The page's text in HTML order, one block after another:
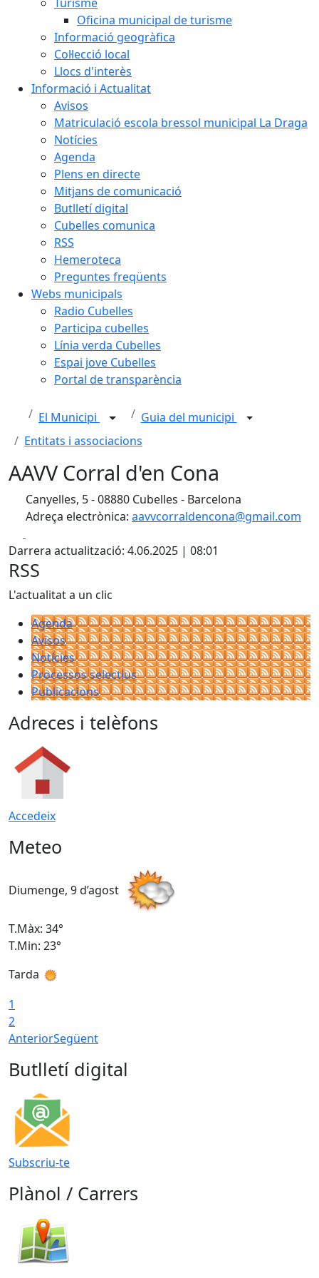
Oficina municipal de turisme
Informació geogràfica
Col·lecció local
Llocs d'interès
Informació i Actualitat
Avisos
Matriculació escola bressol municipal La Draga
Notícies
Agenda
Plens en directe
Mitjans de comunicació
Butlletí digital
Cubelles comunica
RSS
Hemeroteca
Preguntes freqüents
Webs municipals
Radio Cubelles
Participa cubelles
Línia verda Cubelles
Espai jove Cubelles
Portal de transparència
El Municipi
Guia del municipi
Entitats i associacions
AAVV Corral d'en Cona
Canyelles, 5 - 08880 Cubelles - Barcelona
Adreça electrònica: aavvcorraldencona@gmail.com
Darrera actualització: 4.06.2025 | 08:01
RSS
L'actualitat a un clic
Agenda
Avisos
Notícies
Processos selectius
Publicacions
Adreces i telèfons
Accedeix
Meteo
Diumenge, 9 d’agost
T.Màx: 34°
T.Min: 23°
Tarda
1
2
AnteriorSegüent
Butlletí digital
Subscriu-te
Plànol / Carrers